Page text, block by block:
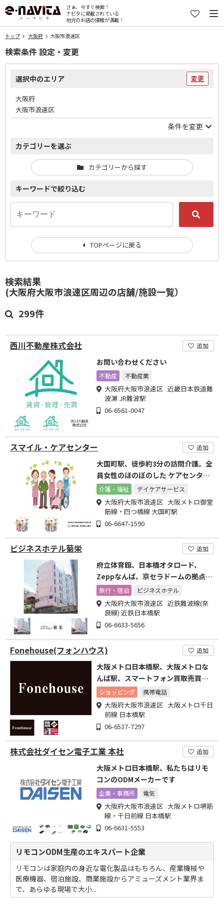
さぁ、今すぐ検索！
ナビタに掲載されている
地元のお店の情報が満載！
トップ 大阪府 大阪市浪速区
検索結果
(大阪府大阪市浪速区周辺の店舗/施設一覧）
299件
西川不動産株式会社 追加
お問い合わせください
不動産 不動産業
大阪府大阪市浪速区 近畿日本鉄道難
波瀬 JR難波駅
06-6561-0047
スマイル・ケアセンター 追加
大国町駅、徒歩約3分の訪問介護。全
員女性のほのぼのした ケアセンター
です!
介護・福祉 デイケアサービス
大阪府大阪市浪速区 大阪メトロ御堂
筋線・四つ橋線 大国町駅
06-6647-1590
ビジネスホテル菊栄 追加
府立体育館、日本橋オタロード、
Zeppなんば、京セラドームの拠点と
して。門限25時です。
旅行・宿泊 ビジネスホテル
大阪府大阪市浪速区 近鉄難波線(奈
良線) 近鉄日本橋駅
06-6633-5656
Fonehouse(フォンハウス) 追加
大阪メトロ日本橋駅、大阪メトロな
んば駅、スマートフォン買取売買の
お店
ショッピング 携帯電話
大阪府大阪市浪速区 大阪メトロ千日
前線 日本橋駅
06-6537-7297
株式会社ダイセン電子工業 本社 追加
大阪メトロ日本橋駅、私たちはリモ
コンのODMメーカーです
企業・事務所 電気
大阪府大阪市浪速区 大阪メトロ堺筋
線・千日前線 日本橋駅
06-6631-5553
リモコンODM生産のエキスパート企業
リモコンは家庭内の身近な電化製品はもちろん、産業機械や
医療機器、宿泊施設、商業施設からアミューズメント業界ま
で、あらゆる現場で大小...
検索条件 設定・変更
選択中のエリア 変更
大阪府
大阪市浪速区
条件を変更
カテゴリーを選ぶ
カテゴリーから探す
キーワードで絞り込む
TOPページに戻る